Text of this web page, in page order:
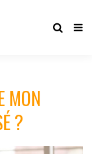
MON
?